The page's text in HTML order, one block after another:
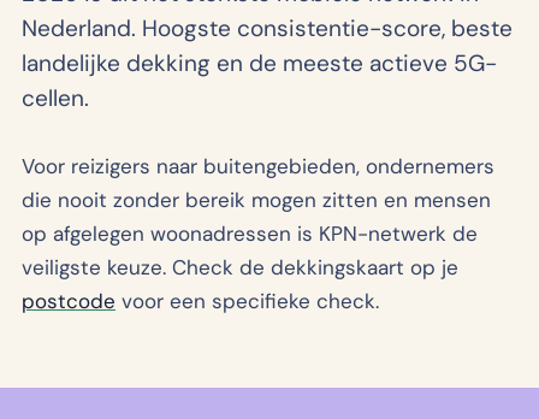
Nederland. Hoogste consistentie-score, beste
landelijke dekking en de meeste actieve 5G-
cellen.
Voor reizigers naar buitengebieden, ondernemers
die nooit zonder bereik mogen zitten en mensen
op afgelegen woonadressen is KPN-netwerk de
veiligste keuze. Check de dekkingskaart op je
postcode voor een specifieke check.